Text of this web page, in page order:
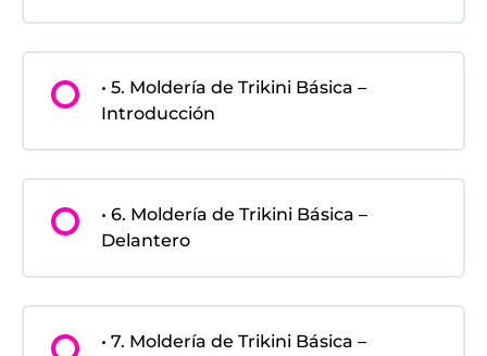
• 5. Moldería de Trikini Básica –
Introducción
• 6. Moldería de Trikini Básica –
Delantero
• 7. Moldería de Trikini Básica –